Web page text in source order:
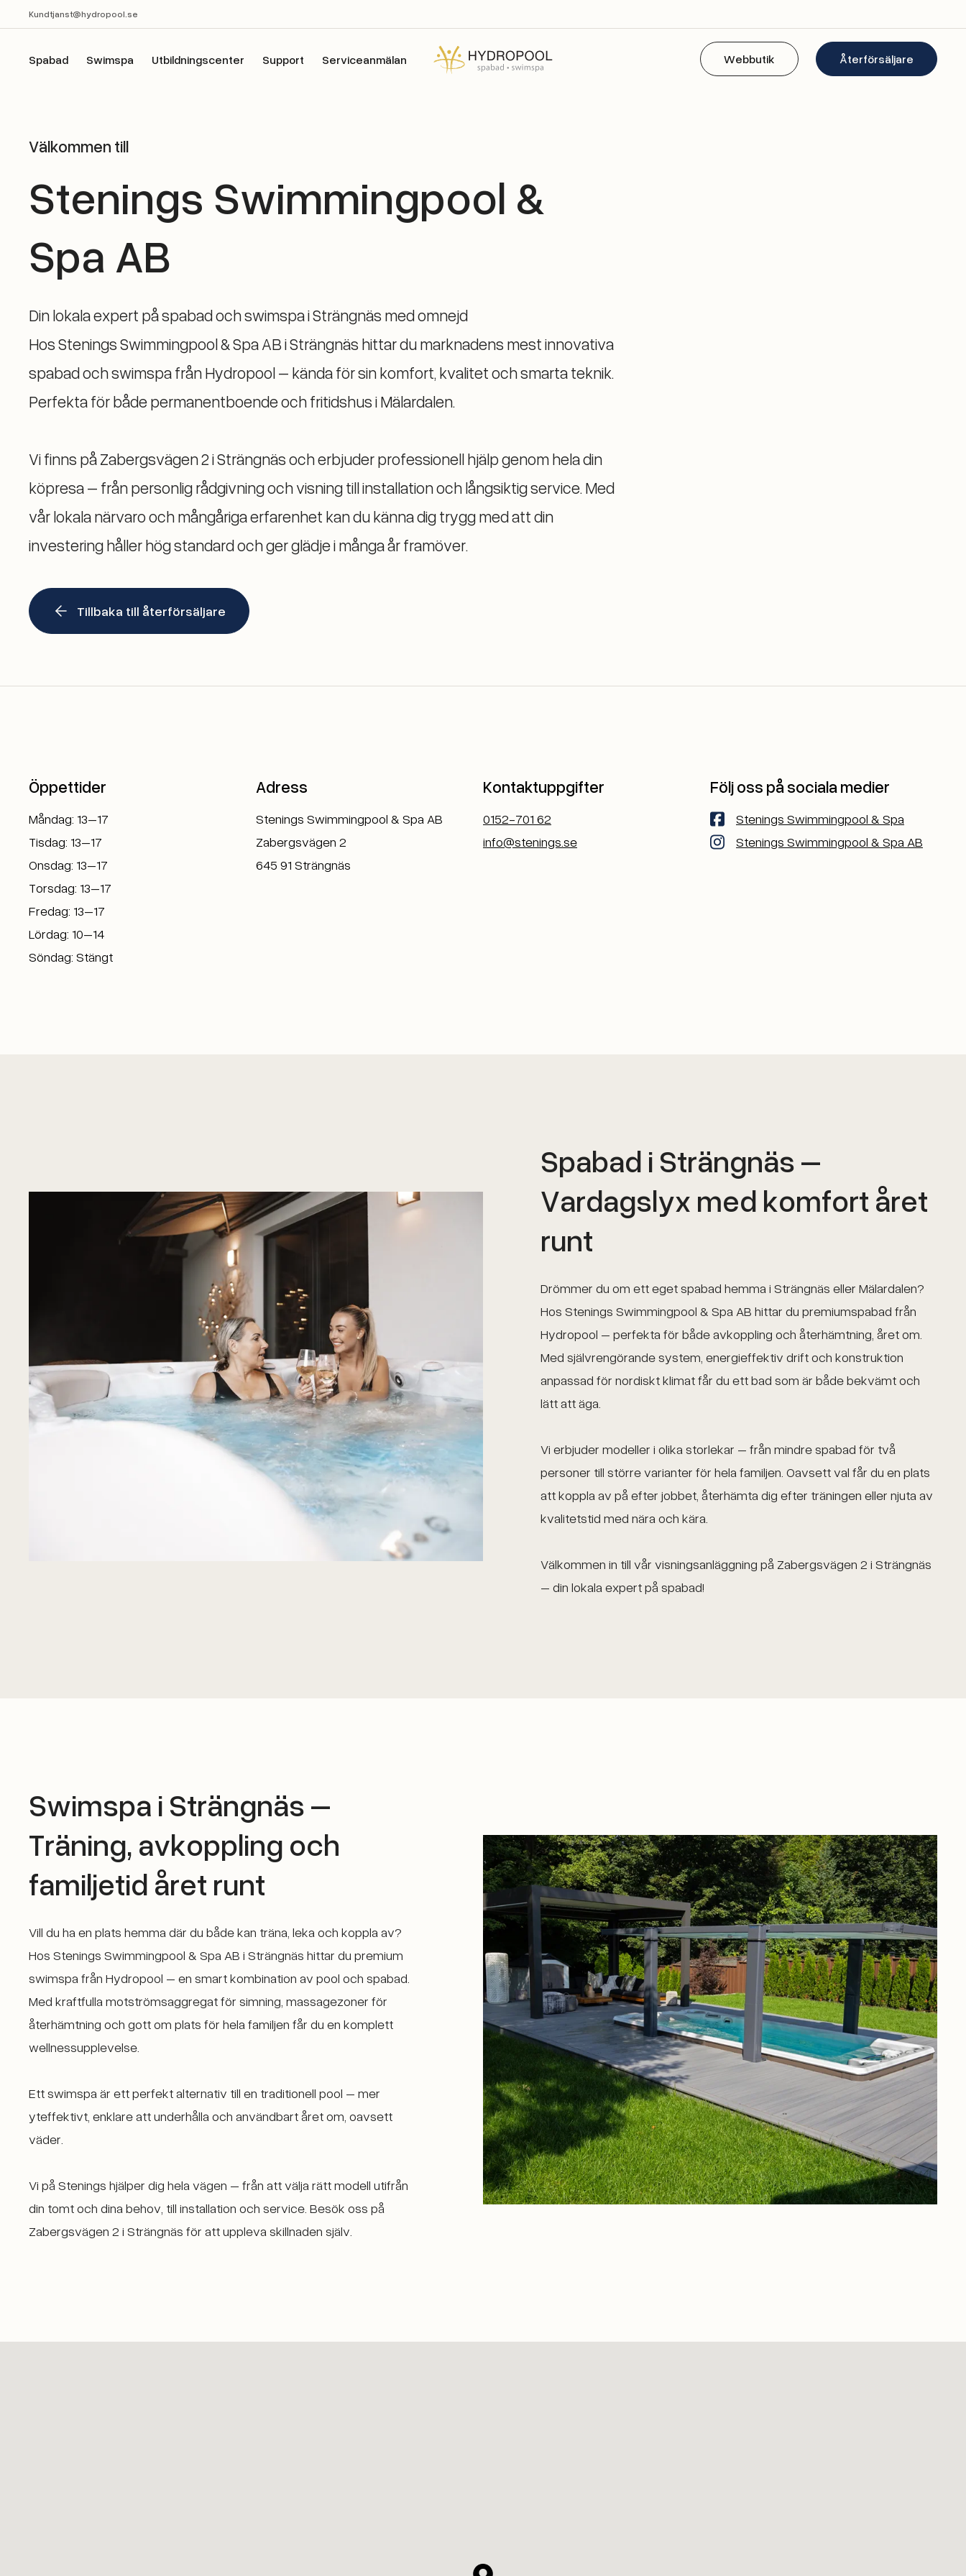
Kundtjanst@hydropool.se
Spabad Swimspa Utbildningscenter Support Serviceanmälan Återförsäljare
Webbutik
Välkommen till
Stenings Swimmingpool &
Spa AB
Din lokala expert på spabad och swimspa i Strängnäs med omnejd
Hos Stenings Swimmingpool & Spa AB i Strängnäs hittar du marknadens mest innovativa
spabad och swimspa från Hydropool – kända för sin komfort, kvalitet och smarta teknik.
Perfekta för både permanentboende och fritidshus i Mälardalen.
Vi finns på Zabergsvägen 2 i Strängnäs och erbjuder professionell hjälp genom hela din
köpresa – från personlig rådgivning och visning till installation och långsiktig service. Med
vår lokala närvaro och mångåriga erfarenhet kan du känna dig trygg med att din
investering håller hög standard och ger glädje i många år framöver.
Tillbaka till återförsäljare
Öppettider
Måndag: 13–17
Tisdag: 13–17
Onsdag: 13–17
Torsdag: 13–17
Fredag: 13–17
Lördag: 10–14
Söndag: Stängt
Adress
Stenings Swimmingpool & Spa AB
Zabergsvägen 2
645 91 Strängnäs
Kontaktuppgifter
0152-701 62
info@stenings.se
Följ oss på sociala medier
Stenings Swimmingpool & Spa
Stenings Swimmingpool & Spa AB
Spabad i Strängnäs –
Vardagslyx med komfort året
runt
Drömmer du om ett eget spabad hemma i Strängnäs eller Mälardalen?
Hos Stenings Swimmingpool & Spa AB hittar du premiumspabad från
Hydropool – perfekta för både avkoppling och återhämtning, året om.
Med självrengörande system, energieffektiv drift och konstruktion
anpassad för nordiskt klimat får du ett bad som är både bekvämt och
lätt att äga.
Vi erbjuder modeller i olika storlekar – från mindre spabad för två
personer till större varianter för hela familjen. Oavsett val får du en plats
att koppla av på efter jobbet, återhämta dig efter träningen eller njuta av
kvalitetstid med nära och kära.
Välkommen in till vår visningsanläggning på Zabergsvägen 2 i Strängnäs
– din lokala expert på spabad!
Swimspa i Strängnäs –
Träning, avkoppling och
familjetid året runt
Vill du ha en plats hemma där du både kan träna, leka och koppla av?
Hos Stenings Swimmingpool & Spa AB i Strängnäs hittar du premium
swimspa från Hydropool – en smart kombination av pool och spabad.
Med kraftfulla motströmsaggregat för simning, massagezoner för
återhämtning och gott om plats för hela familjen får du en komplett
wellnessupplevelse.
Ett swimspa är ett perfekt alternativ till en traditionell pool – mer
yteffektivt, enklare att underhålla och användbart året om, oavsett
väder.
Vi på Stenings hjälper dig hela vägen – från att välja rätt modell utifrån
din tomt och dina behov, till installation och service. Besök oss på
Zabergsvägen 2 i Strängnäs för att uppleva skillnaden själv.